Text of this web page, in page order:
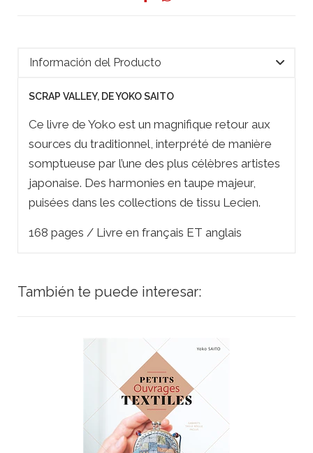
Información del Producto
SCRAP VALLEY, DE YOKO SAITO
Ce livre de Yoko est un magnifique retour aux
sources du traditionnel, interprété de manière
somptueuse par l’une des plus célèbres artistes
japonaise. Des harmonies en taupe majeur,
puisées dans les collections de tissu Lecien.
168 pages / Livre en français ET anglais
También te puede interesar: